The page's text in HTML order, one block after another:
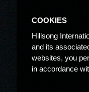
COOKIES
Hillsong
and its
websites, you
in accordance